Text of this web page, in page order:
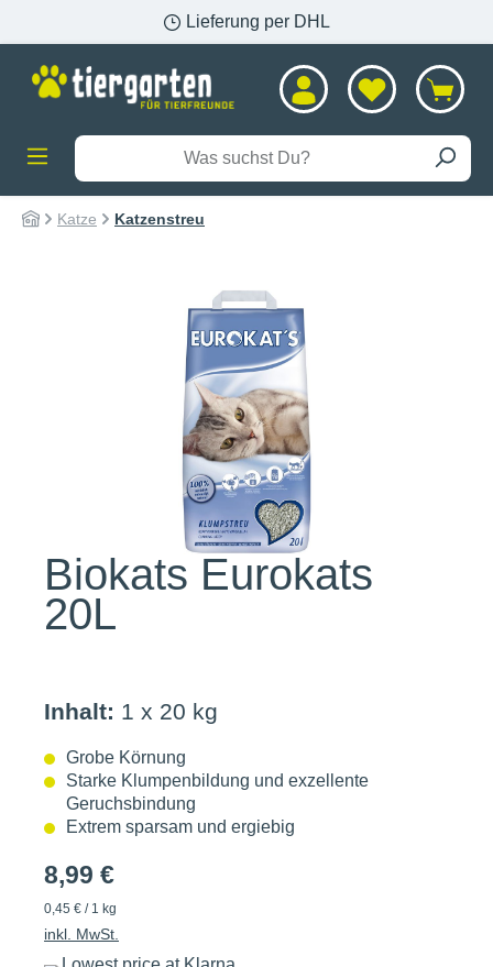
Lieferung per DHL
Katze Katzenstreu
Bildergalerie überspringen
Biokats Eurokats
20L
Inhalt: 1 x 20 kg
Grobe Körnung
Starke Klumpenbildung und exzellente
Geruchsbindung
Extrem sparsam und ergiebig
8,99 €
0,45 € / 1 kg
inkl. MwSt.